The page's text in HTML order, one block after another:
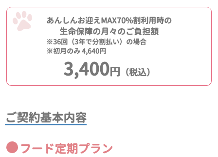
あんしんお迎えMAX70%割利用時の
生命保障の月々のご負担額
※36回（3年で分割払い）の場合
※初月のみ 4,640円
3,400円 （税込）
ご契約基本内容
フード定期プラン